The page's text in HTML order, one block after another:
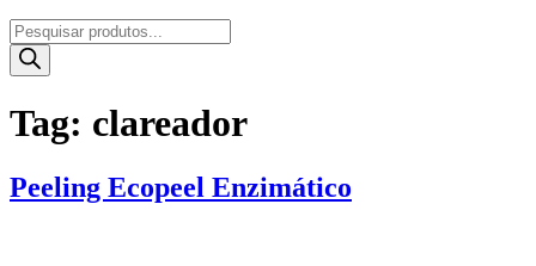
Pesquisar
produtos
Tag: clareador
Peeling Ecopeel Enzimático